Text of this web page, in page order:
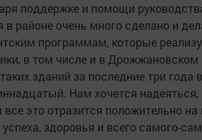
поддержке и помощи
в районе очень много сделано и
программам, которые
в том числе и в Дрожжановском
зданий за последние три года
Нам хочется надеяться,
все это отразится положительно
здоровья и всего самого-